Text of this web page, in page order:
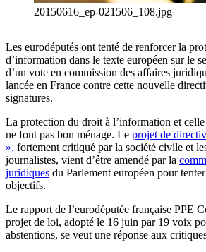
20150616_ep-021506_108.jpg
Les eurodéputés ont tenté de renforcer la
d’information dans le texte européen sur le
d’un vote en commission des affaires
lancée en France contre cette nouvelle
signatures.
La protection du droit à l’information et celle
ne font pas bon ménage. Le projet de
», fortement critiqué par la société civile et
journalistes, vient d’être amendé par la
juridiques du Parlement européen pour
objectifs.
Le rapport de l’eurodéputée française PPE
projet de loi, adopté le 16 juin par 19 voix
abstentions, se veut une réponse aux